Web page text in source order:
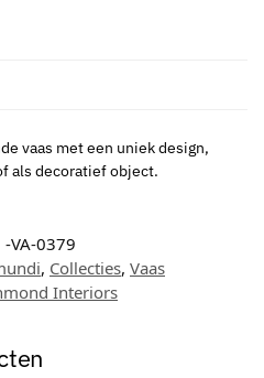
vaas met een uniek design,
als decoratief object.
-VA-0379
, Collecties, Vaas
Interiors